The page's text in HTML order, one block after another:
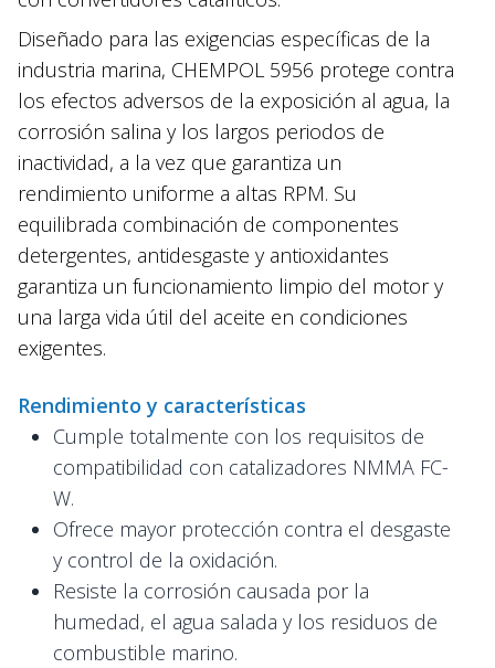
Diseñado para las exigencias específicas de la
industria marina, CHEMPOL 5956 protege contra
los efectos adversos de la exposición al agua, la
corrosión salina y los largos periodos de
inactividad, a la vez que garantiza un
rendimiento uniforme a altas RPM. Su
equilibrada combinación de componentes
detergentes, antidesgaste y antioxidantes
garantiza un funcionamiento limpio del motor y
una larga vida útil del aceite en condiciones
exigentes.
Rendimiento y características
Cumple totalmente con los requisitos de
compatibilidad con catalizadores NMMA FC-
W.
Ofrece mayor protección contra el desgaste
y control de la oxidación.
Resiste la corrosión causada por la
humedad, el agua salada y los residuos de
combustible marino.